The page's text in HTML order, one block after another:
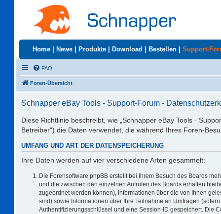
Home News Produkte Download Bestellen Support-
FAQ
Foren-Übersicht
Schnapper eBay Tools - Support-Forum -
Diese Richtlinie beschreibt, wie „Schnapper eBay Tools -
Betreiber“) die Daten verwendet, die während Ihres Foren-
UMFANG UND ART DER DATENSPEICHERUNG
Ihre Daten werden auf vier verschiedene Arten gesammelt:
Die Forensoftware phpBB erstellt bei Ihrem Besuch des Boards
und die zwischen den einzelnen Aufrufen des Boards erhalten
zugeordnet werden können), Informationen über die von Ihnen
sind) sowie Informationen über Ihre Teilnahme an Umfragen
Authentifizierungsschlüssel und eine Session-ID gespeichert. Die